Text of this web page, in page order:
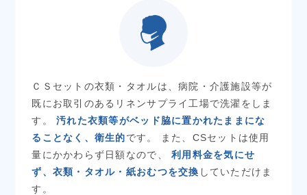
ＣＳセットの衣類・タオルは、病院・介護施設等が
既にお取引のあるリネンサプライ工場で洗濯をしま
す。汚れた衣類等がベッド脇に置かれたままにな
ることなく、衛生的です。
また、CSセットは使用
量にかかわらず日額なので、利用料金を気にせ
ず、衣類・タオル・紙おむつを交換 していただけま
す。